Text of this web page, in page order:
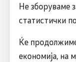
Не зборуваме
статистички
Ќе
економија, на